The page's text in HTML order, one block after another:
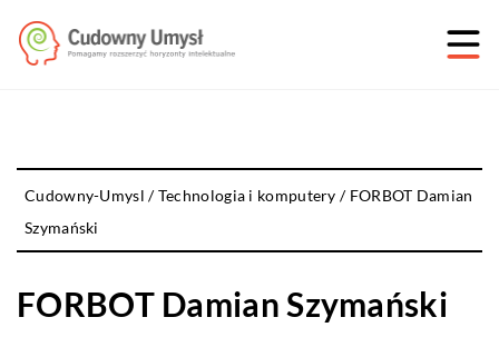
Cudowny-Umysl /Technologia i komputery / FORBOT Damian
Szymański
FORBOT Damian Szymański